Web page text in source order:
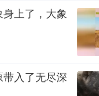
上了，大象
入了无尽深